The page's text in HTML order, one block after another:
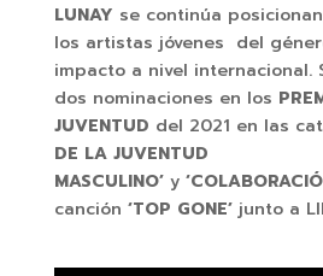
LUNAY se continúa
los artistas jóvenes del
impacto a nivel internacional.
dos nominaciones en los
JUVENTUD del 2021 en las
DE LA JUVENTUD
MASCULINO’y
canción ‘TOP GONE’junto a